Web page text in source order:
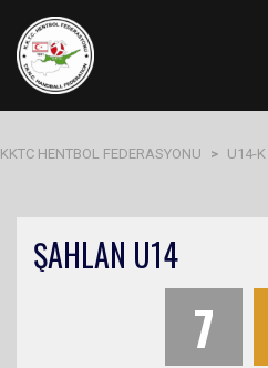
KKTC HENTBOL FEDERASYONU > U14-K
ŞAHLAN U14
7